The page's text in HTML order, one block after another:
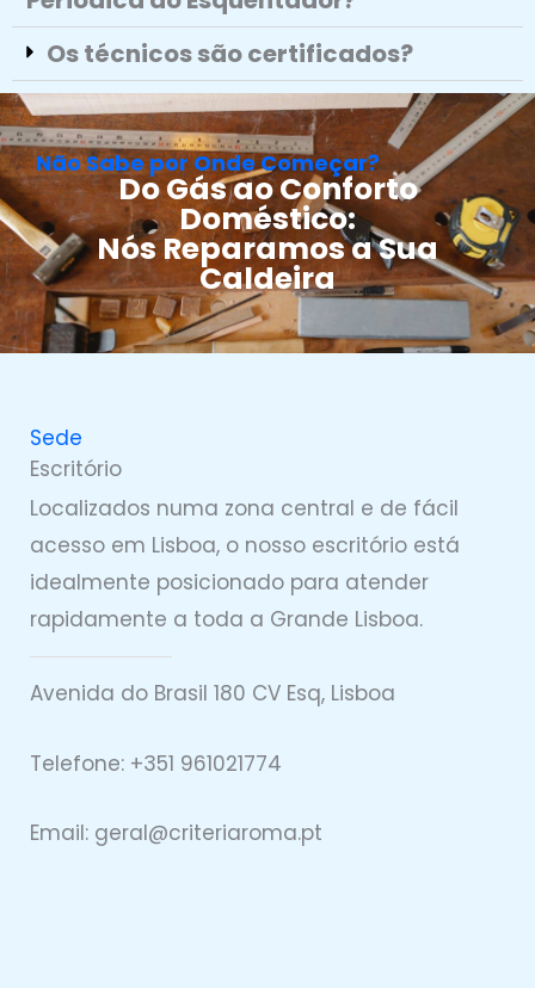
Os técnicos são certificados?
Não Sabe por Onde Começar?
Do Gás ao Conforto
Doméstico:
Nós Reparamos a Sua
Caldeira
Sede
Escritório
Localizados numa zona central e de fácil
acesso em Lisboa, o nosso escritório está
idealmente posicionado para atender
rapidamente a toda a Grande Lisboa.
Avenida do Brasil 180 CV Esq, Lisboa
Telefone: +351 961021774
Email: geral@criteriaroma.pt